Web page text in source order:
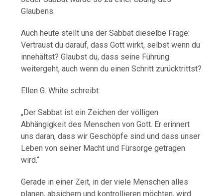
Glaubens.
Auch heute stellt uns der Sabbat dieselbe Frage:
Vertraust du darauf, dass Gott wirkt, selbst wenn du
innehältst? Glaubst du, dass seine Führung
weitergeht, auch wenn du einen Schritt zurücktrittst?
Ellen G. White schreibt:
„Der Sabbat ist ein Zeichen der völligen
Abhängigkeit des Menschen von Gott. Er erinnert
uns daran, dass wir Geschöpfe sind und dass unser
Leben von seiner Macht und Fürsorge getragen
wird.“
Gerade in einer Zeit, in der viele Menschen alles
planen, absichern und kontrollieren möchten, wird